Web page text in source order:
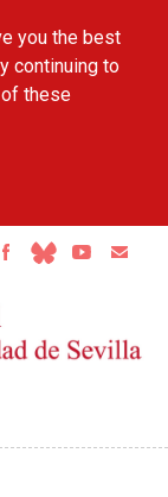
you the best
continuing to
these